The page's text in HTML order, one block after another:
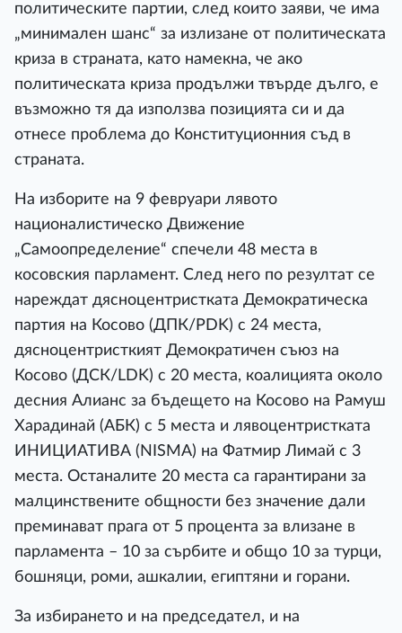
политическите партии, след които заяви, че има
„минимален шанс“ за излизане от политическата
криза в страната, като намекна, че ако
политическата криза продължи твърде дълго, е
възможно тя да използва позицията си и да
отнесе проблема до Конституционния съд в
страната.
На изборите на 9 февруари лявото
националистическо Движение
„Самоопределение“ спечели 48 места в
косовския парламент. След него по резултат се
нареждат дясноцентристката Демократическа
партия на Косово (ДПК/PDK) с 24 места,
дясноцентристкият Демократичен съюз на
Косово (ДСК/LDK) с 20 места, коалицията около
десния Алианс за бъдещето на Косово на Рамуш
Харадинай (АБК) с 5 места и лявоцентристката
ИНИЦИАТИВА (NISMA) на Фатмир Лимай с 3
места. Останалите 20 места са гарантирани за
малцинствените общности без значение дали
преминават прага от 5 процента за влизане в
парламента – 10 за сърбите и общо 10 за турци,
бошняци, роми, ашкалии, египтяни и горани.
За избирането и на председател, и на